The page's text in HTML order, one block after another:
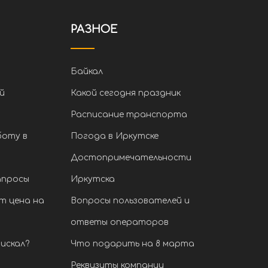
в
цена на
РАЗНОЕ
Байкал
Какой сегодня праздник
Расписание транспорта
Погода в Иркутске
Достопримечательности
Иркутска
Вопросы пользователей и
ответы операторов
Что подарить на 8 марта
Реквизиты компании